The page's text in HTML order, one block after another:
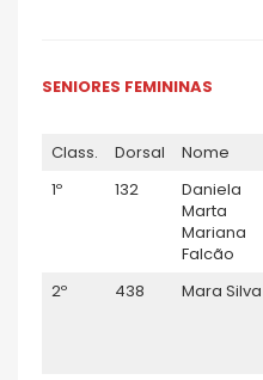
SENIORES FEMININAS
Class. Dorsal Nome
1º
132
Daniela
Marta
Mariana
Falcão
2º 438 Mara Silva